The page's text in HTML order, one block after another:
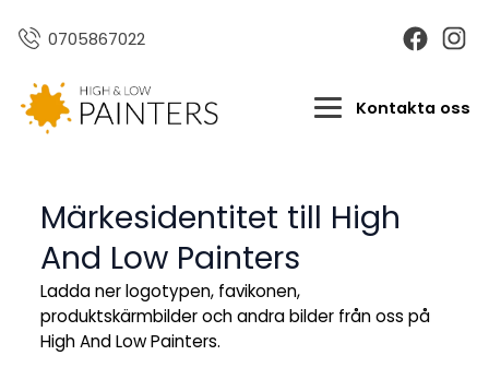
0705867022
Kontakta oss
Märkesidentitet till High
And Low Painters
Ladda ner logotypen, favikonen,
produktskärmbilder ochandra bilder från oss på
High And Low Painters.